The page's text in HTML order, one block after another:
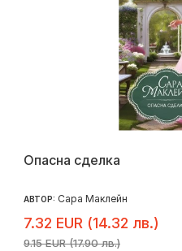
Опасна сделка
АВТОР: Сара Маклейн
7.32 EUR (14.32 лв.)
9.15 EUR (17.90 лв.)